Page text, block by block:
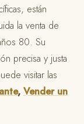
están
la venta de
80. Su
precisa y justa
visitar las
, Vender un